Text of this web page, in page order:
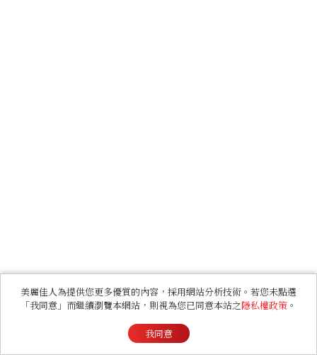
美麗佳人為提供您更多優質的內容，採用網站分析技術。若您未點選
「我同意」而繼續瀏覽本網站，則視為您已同意本站之隱私權政策 。
我同意